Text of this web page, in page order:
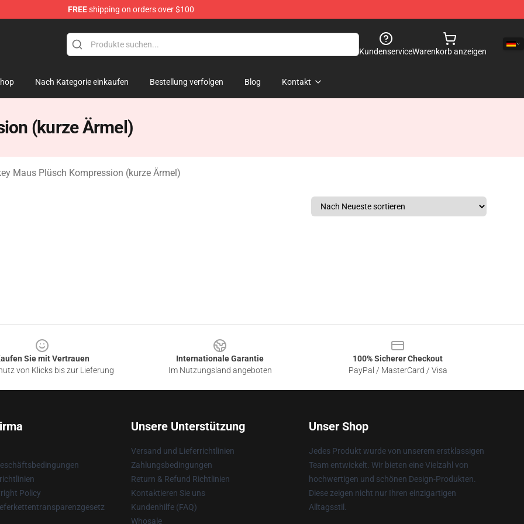
FREEshipping on orders over $100
KundenserviceWarenkorb anzeigen
Nach Kategorie einkaufen Bestellung verfolgen Blog Kontakt
(kurze Ärmel)
Maus Plüsch Kompression (kurze Ärmel)
Sie mit Vertrauen
von Klicks bis zur Lieferung
Internationale Garantie
Im Nutzungsland angeboten
100% Sicherer Checkout
PayPal / MasterCard / Visa
Policy
Unsere Unterstützung
Versand und Lieferrichtlinien
Zahlungsbedingungen
Return & Refund Richtlinien
Kontaktieren Sie uns
Kundenhilfe (FAQ)
Whosale
Unser Shop
Jedes Produkt wurde von unserem erstklassigen
Team entwickelt. Wir bieten eine Vielzahl von
hochwertigen und schönen Design-Produkten.
Diese zeigen nicht nur Ihren einzigartigen
Alltagsstil.